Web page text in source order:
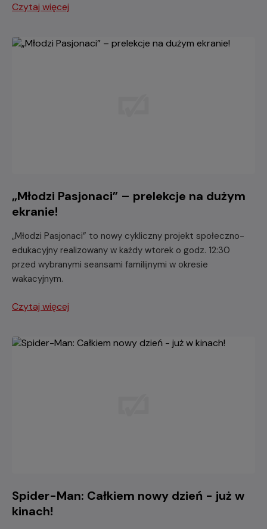
Czytaj więcej
„Młodzi Pasjonaci” – prelekcje na dużym
ekranie!
„Młodzi Pasjonaci” to nowy cykliczny projekt społeczno-
edukacyjny realizowany w każdy wtorek o godz. 12:30
przed wybranymi seansami familijnymi w okresie
wakacyjnym.
Czytaj więcej
Spider-Man: Całkiem nowy dzień - już w
kinach!